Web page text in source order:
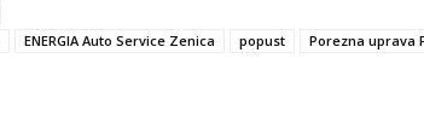
ENERGIA Auto Service Zenica popust
Porezna uprava